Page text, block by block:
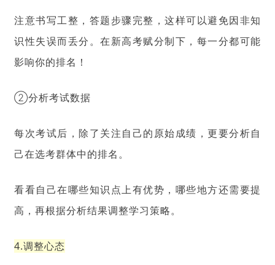
注意书写工整，答题步骤完整，这样可以避免因非知
识性失误而丢分。在新高考赋分制下，每一分都可能
影响你的排名！
②分析考试数据
每次考试后，除了关注自己的原始成绩，更要分析自
己在选考群体中的排名。
看看自己在哪些知识点上有优势，哪些地方还需要提
高，再根据分析结果调整学习策略。
4.调整心态